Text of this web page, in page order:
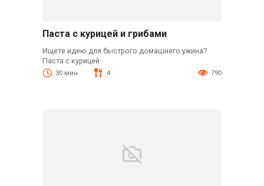
Паста с курицей и грибами
Ищете идею для быстрого домашнего ужина?
Паста с курицей
30 мин. 4 790